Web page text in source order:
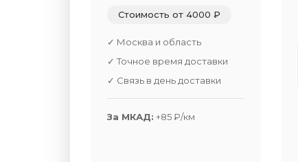
Стоимость от 4000 ₽
✓ Москва и область
✓ Точное время доставки
✓ Связь в день доставки
За МКАД: +85 ₽/км